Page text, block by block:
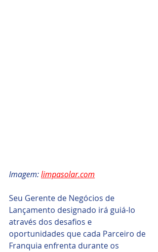
Imagem: limpasolar.com
Seu Gerente de Negócios de
Lançamento designado irá guiá-lo
através dos desafios e
oportunidades que cada Parceiro de
Franquia enfrenta durante os